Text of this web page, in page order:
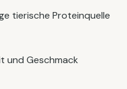
tierische Proteinquelle
und Geschmack